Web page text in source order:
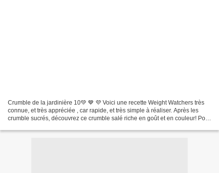
Crumble de la jardinière 10💚 💙 💜 Voici une recette Weight Watchers très
connue, et très appréciée , car rapide, et très simple à réaliser. Après les
crumble sucrés, découvrez ce crumble salé riche en goût et en couleur! Pour